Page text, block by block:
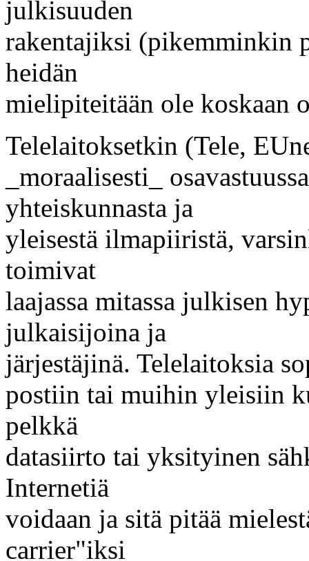
julkisuuden
rakentajiksi (pikemminkin
heidän
mielipiteitään ole koskaan
Telelaitoksetkin (Tele,
_moraalisesti_
yhteiskunnasta ja
yleisestä ilmapiiristä,
toimivat
laajassa mitassa julkisen
julkaisijoina ja
järjestäjinä. Telelaitoksia
postiin tai muihin yleisiin
pelkkä
datasiirto tai yksityinen
Internetiä
voidaan ja sitä pitää
carrier"iksi